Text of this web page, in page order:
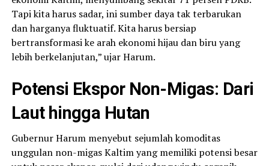
Tapi kita harus sadar, ini sumber daya tak terbarukan
dan harganya fluktuatif. Kita harus bersiap
bertransformasi ke arah ekonomi hijau dan biru yang
lebih berkelanjutan,” ujar Harum.
Potensi Ekspor Non-Migas: Dari
Laut hingga Hutan
Gubernur Harum menyebut sejumlah komoditas
unggulan non-migas Kaltim yang memiliki potensi besar